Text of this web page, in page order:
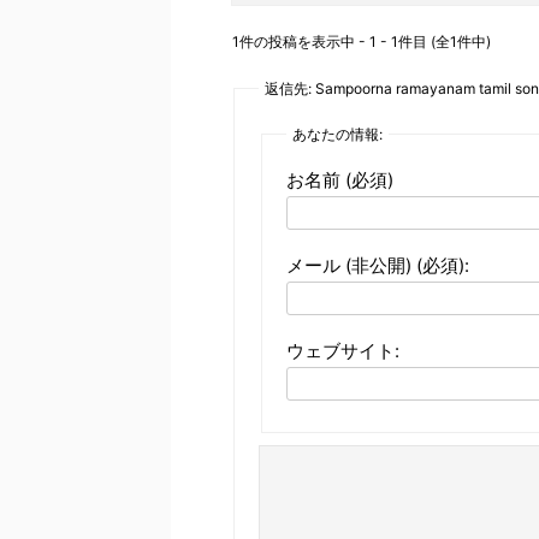
1件の投稿を表示中 - 1 - 1件目 (全1件中)
返信先: Sampoorna ramayanam tamil
あなたの情報:
お名前 (必須)
メール (非公開) (必須):
ウェブサイト: